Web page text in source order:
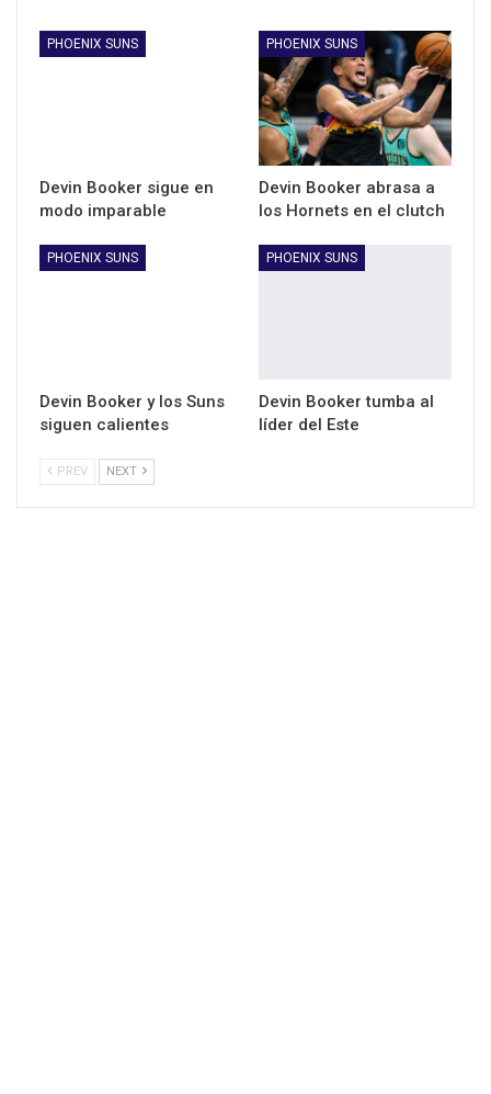
PHOENIX SUNS
Devin Booker sigue en
modo imparable
PHOENIX SUNS
Devin Booker abrasa a
los Hornets en el clutch
PHOENIX SUNS
Devin Booker y los Suns
siguen calientes
PHOENIX SUNS
Devin Booker tumba al
líder del Este
PREV NEXT